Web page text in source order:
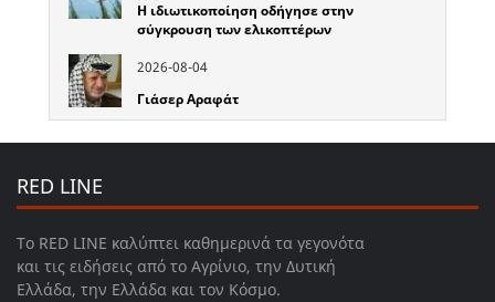
Η ιδιωτικοποίηση οδήγησε στην
σύγκρουση των ελικοπτέρων
2026-08-04
Γιάσερ Αραφάτ
RED LINE
Το RED LINE καλύπτει καθημερινά τα γεγονότα
και τις ειδήσεις από το Αγρίνιο, την Δυτική
Ελλάδα, την Ελλάδα και τον Κόσμο.